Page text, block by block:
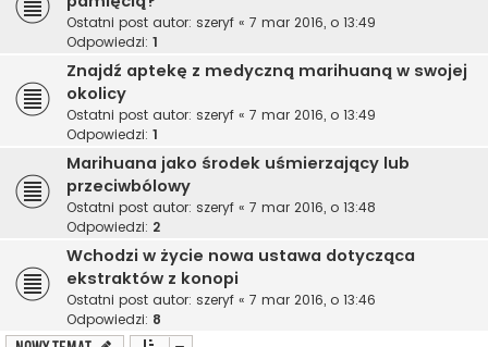
Ostatni post autor: szeryf « 7 mar 2016, o 13:49
Odpowiedzi: 1
Znajdź aptekę z medyczną marihuaną w swojej
okolicy
Ostatni post autor: szeryf « 7 mar 2016, o 13:49
Odpowiedzi: 1
Marihuana jako środek uśmierzający lub
przeciwbólowy
Ostatni post autor: szeryf « 7 mar 2016, o 13:48
Odpowiedzi: 2
Wchodzi w życie nowa ustawa dotycząca
ekstraktów z konopi
Ostatni post autor: szeryf « 7 mar 2016, o 13:46
Odpowiedzi: 8